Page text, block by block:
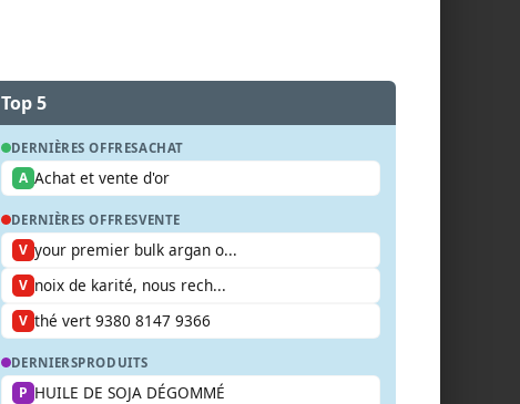
Top 5
DERNIÈRES OFFRESACHAT
A Achat et vente d'or
DERNIÈRES OFFRESVENTE
V your premier bulk argan o...
V noix de karité, nous rech...
V thé vert 9380 8147 9366
DERNIERSPRODUITS
P HUILE DE SOJA DÉGOMMÉ